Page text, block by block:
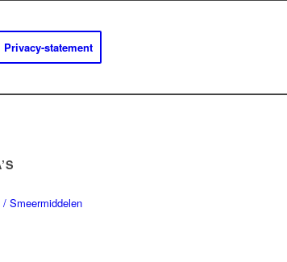
Privacy-statement
Smeermiddelen